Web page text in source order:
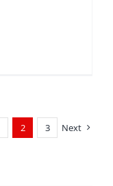
2 3 Next